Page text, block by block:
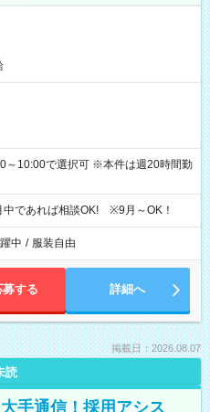
～10:00で選択可 ※本件は週20時間勤
であれば相談OK! ※9月～OK！
中 / 服装自由
募する 詳細へ
掲載日：2026.08.07
読
手通信！採用アシス